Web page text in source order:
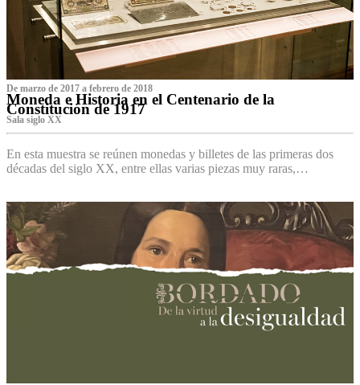
De marzo de 2017 a febrero de 2018
Moneda e Historia en el Centenario de la
Constitución de 1917
Sala siglo XX
En esta muestra se reúnen monedas y billetes de las primeras dos
décadas del siglo XX, entre ellas varias piezas muy raras,…